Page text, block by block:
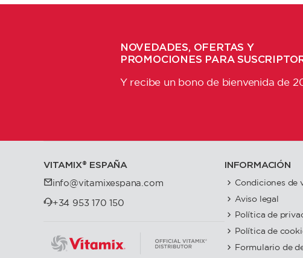
NOVEDADES, OFERTAS Y
PROMOCIONES PARA
Y recibe un bono de bienvenida de
VITAMIX®️ ESPAÑA
info@vitamixespana.com
+34 953 170 150
INFORMACIÓN
Condiciones de
Aviso legal
Política de
Política de
Formulario de